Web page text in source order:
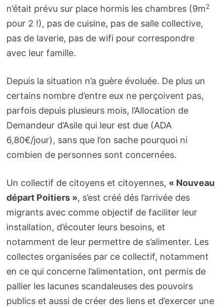
n’était prévu sur place hormis les chambres (9m2
pour 2 !), pas de cuisine, pas de salle collective,
pas de laverie, pas de wifi pour correspondre
avec leur famille.
Depuis la situation n’a guère évoluée. De plus un
certains nombre d’entre eux ne perçoivent pas,
parfois depuis plusieurs mois, l’Allocation de
Demandeur d’Asile qui leur est due (ADA
6,80€/jour), sans que l’on sache pourquoi ni
combien de personnes sont concernées.
Un collectif de citoyens et citoyennes, « Nouveau
départ Poitiers », s’est créé dés l’arrivée des
migrants avec comme objectif de faciliter leur
installation, d’écouter leurs besoins, et
notamment de leur permettre de s’alimenter. Les
collectes organisées par ce collectif, notamment
en ce qui concerne l’alimentation, ont permis de
pallier les lacunes scandaleuses des pouvoirs
publics et aussi de créer des liens et d’exercer une